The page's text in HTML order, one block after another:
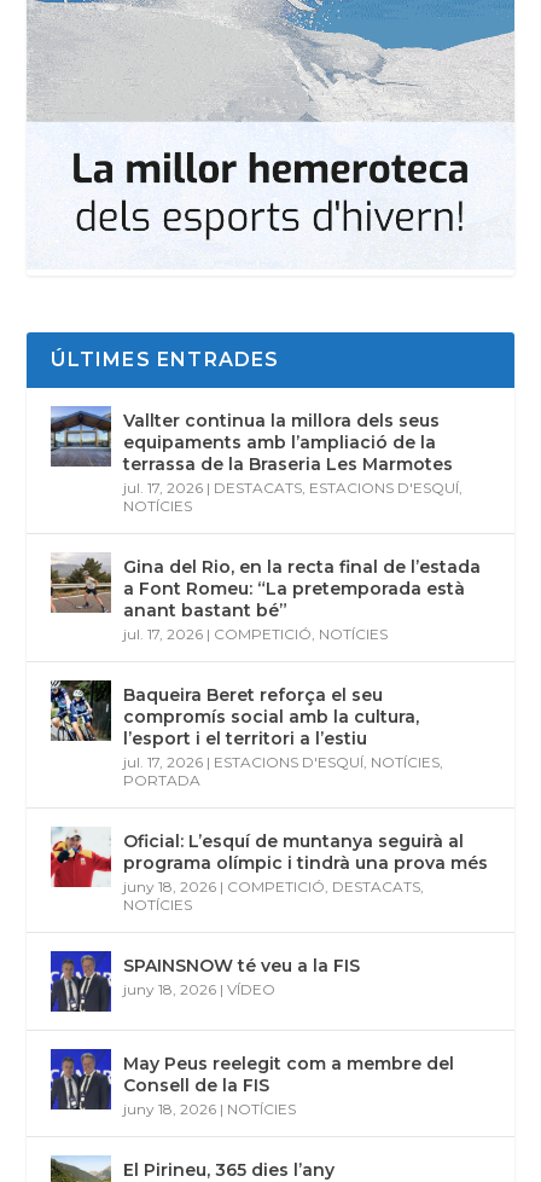
ÚLTIMES ENTRADES
Vallter continua la millora dels seus
equipaments amb l’ampliació de la
terrassa de la Braseria Les Marmotes
jul. 17, 2026 | DESTACATS ESTACIONS D'ESQUÍ
NOTÍCIES
Gina del Rio, en la recta final de l’estada
a Font Romeu: “La pretemporada està
anant bastant bé”
jul. 17, 2026 | COMPETICIÓ NOTÍCIES
Baqueira Beret reforça el seu
compromís social amb la cultura,
l’esport i el territori a l’estiu
jul. 17, 2026 | ESTACIONS D'ESQUÍ NOTÍCIES
PORTADA
Oficial: L’esquí de muntanya seguirà al
programa olímpic i tindrà una prova més
juny 18, 2026 | COMPETICIÓ DESTACATS
NOTÍCIES
SPAINSNOW té veu a la FIS
juny 18, 2026 |VÍDEO
May Peus reelegit com a membre del
Consell de la FIS
juny 18, 2026 | NOTÍCIES
El Pirineu, 365 dies l’any